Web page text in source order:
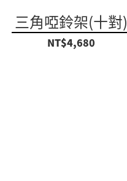
三角啞鈴架(十對)
NT$4,680